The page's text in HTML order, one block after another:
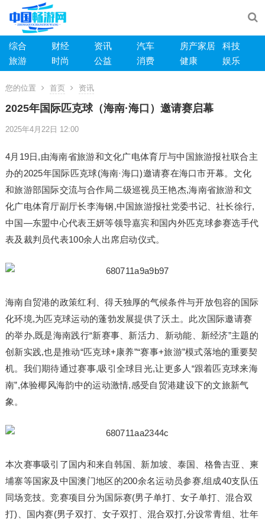
综合 财经 资讯 汽车 房产家居
科技
旅游
时尚 公益 消费 健康 娱乐
您的位置 首页 资讯
2025年国际匹克球（海南·海口）邀请赛启幕
2025年4月22日 12:00
4月19日,由海南省旅游和文化广电体育厅与中国旅游报社联合主
办的2025年国际匹克球(海南·海口)邀请赛在海口市开幕。文化
和旅游部国际交流与合作局二级巡视员王艳杰,海南省旅游和文
化广电体育厅副厅长李海钢,中国旅游报社党委书记、社长徐行,
中国—东盟中心代表王妍等领导嘉宾和国内外匹克球参赛选手代
表及裁判员代表100余人出席启动仪式。
海南自贸港的政策红利、得天独厚的气候条件与开放包容的国际
化环境,为匹克球运动的蓬勃发展提供了沃土。此次国际邀请赛
的举办,既是海南践行“新赛事、新活力、新动能、新经济”主题的
创新实践,也是推动“匹克球+康养”“赛事+旅游”模式落地的重要契
机。我们期待通过赛事,吸引全球目光,让更多人“跟着匹克球来海
南”,体验椰风海韵中的运动激情,感受自贸港建设下的文旅新气
象。
本次赛事吸引了国内和来自韩国、新加坡、泰国、格鲁吉亚、柬
埔寨等国家及中国澳门地区的200余名运动员参赛,组成40支队伍
同场竞技。竞赛项目分为国际赛(男子单打、女子单打、混合双
打)、国内赛(男子双打、女子双打、混合双打,分设常青组、壮年